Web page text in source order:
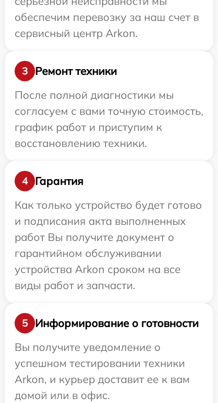
обеспечим перевозку за наш счет в
сервисный центр Arkon.
3
Ремонт техники
После полной диагностики мы
согласуем с вами точную стоимость,
график работ и приступим к
восстановлению техники.
4
Гарантия
Как только устройство будет готово
и подписания акта выполненных
работ Вы получите документ о
гарантийном обслуживании
устройства Arkon сроком на все
виды работ и запчасти.
5
Информирование о готовности
Вы получите уведомление о
успешном тестировании техники
Arkon, и курьер доставит ее к вам
домой или в офис.